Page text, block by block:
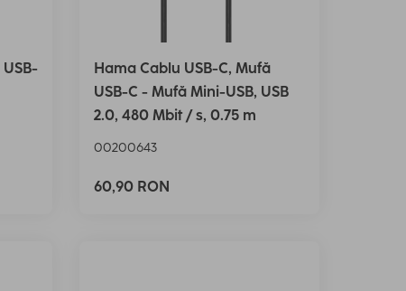
Hama Cablu USB-C, Mufă
USB-C - Mufă Mini-USB, USB
2.0, 480 Mbit / s, 0.75 m
00200643
60,90 RON